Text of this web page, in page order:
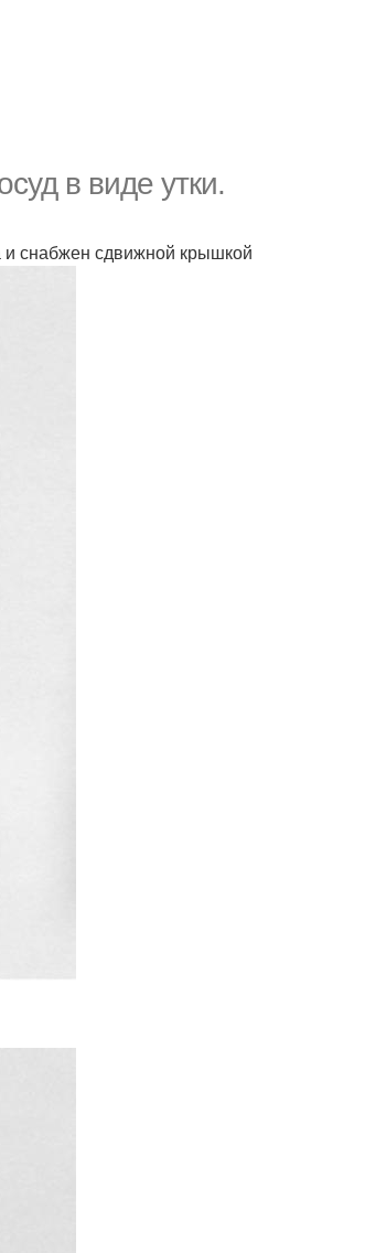
в виде утки.
и снабжен сдвижной крышкой